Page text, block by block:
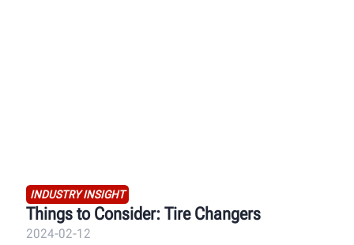
INDUSTRY INSIGHT
Things to Consider: Tire Changers
2024-02-12